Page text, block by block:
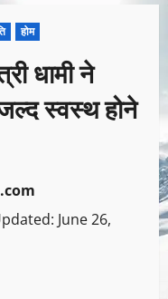
होम
धामी ने
स्वस्थ होने
June 26,